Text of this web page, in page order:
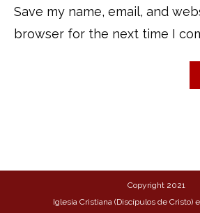
Save my name, email, and
browser for the next time I
Copyright 2021
Iglesia Cristiana (Discípulos de Cristo)